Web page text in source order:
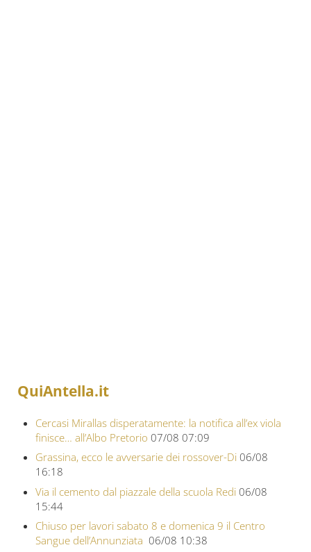
QuiAntella.it
Cercasi Mirallas disperatamente: la notifica all’ex viola
finisce… all’Albo Pretorio 07/08 07:09
Grassina, ecco le avversarie dei rossover-Di 06/08
16:18
Via il cemento dal piazzale della scuola Redi 06/08
15:44
Chiuso per lavori sabato 8 e domenica 9 il Centro
Sangue dell’Annunziata 06/08 10:38